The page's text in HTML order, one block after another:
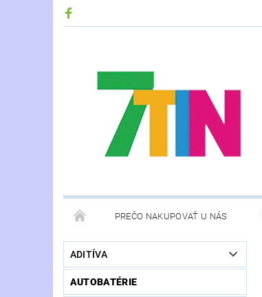
PREČO NAKUPOVAŤ U NÁS
ADITÍVA
AUTOBATÉRIE